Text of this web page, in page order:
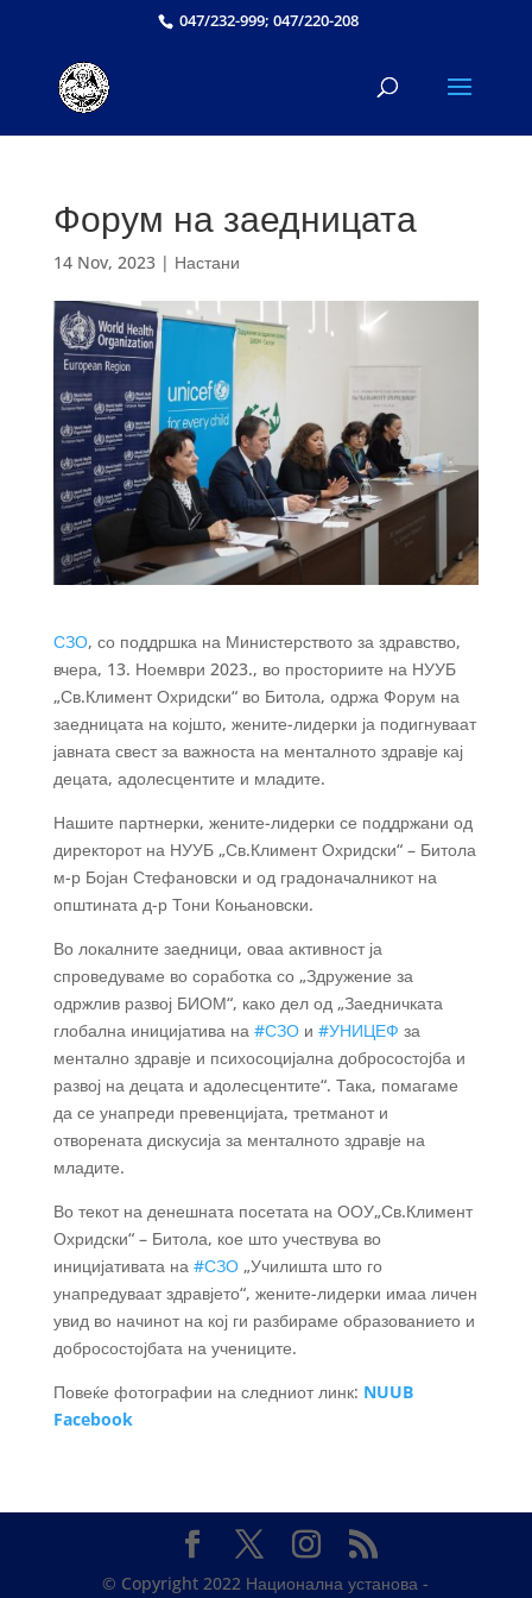
047/232-999; 047/220-208
Форум на заедницата
14 Nov, 2023| Настани
СЗО, со поддршка на Министерството за здравство,
вчера, 13. Ноември 2023., во просториите на НУУБ
„Св.Климент Охридски“ во Битола, одржа Форум на
заедницата на којшто, жените-лидерки ја подигнуваат
јавната свест за важноста на менталното здравје кај
децата, адолесцентите и младите.
Нашите партнерки, жените-лидерки се поддржани од
директорот на НУУБ „Св.Климент Охридски“ – Битола
м-р Бојан Стефановски и од градоначалникот на
општината д-р Тони Коњановски.
Во локалните заедници, оваа активност ја
спроведуваме во соработка со „Здружение за
одржлив развој БИОМ“, како дел од „Заедничката
глобална иницијатива на #СЗОи #УНИЦЕФ за
ментално здравје и психосоцијална добросостојба и
развој на децата и адолесцентите“. Така, помагаме
да се унапреди превенцијата, третманот и
отворената дискусија за менталното здравје на
младите.
Во текот на денешната посетата на ООУ„Св.Климент
Охридски“ – Битола, кое што учествува во
иницијативата на #СЗО„Училишта што го
унапредуваат здравјето“, жените-лидерки имаа личен
увид во начинот на кој ги разбираме образованието и
добросостојбата на учениците.
Повеќе фотографии на следниот линк: NUUB
Facebook
© Copyright 2022 Национална установа -